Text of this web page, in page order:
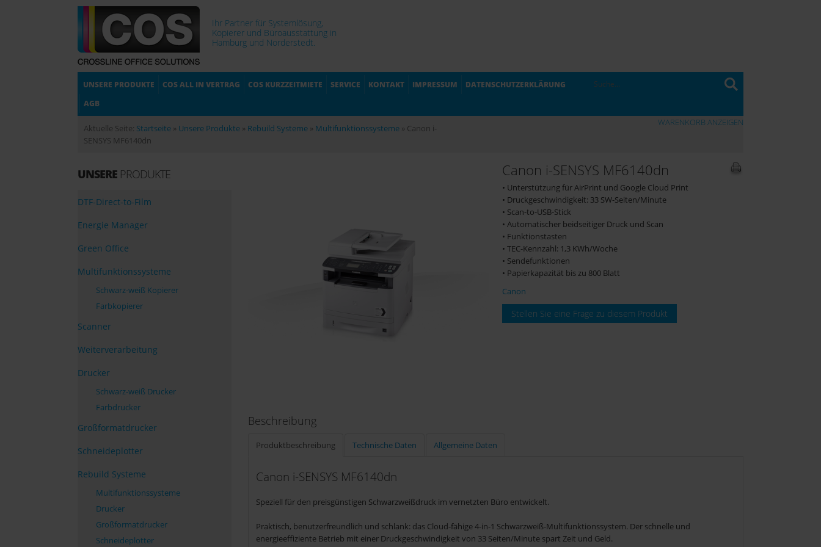
Ihr Partner für Systemlösung,
Kopierer und Büroausstattung in
Hamburg und Norderstedt.
UNSERE PRODUKTE COS ALL IN VERTRAG COS KURZZEITMIETE SERVICE KONTAKT IMPRESSUM
DATENSCHUTZERKLÄRUNG
AGB
Aktuelle Seite: Startseite » Unsere Produkte » Rebuild Systeme » Multifunktionssysteme » Canon i-
SENSYS MF6140dn
WARENKORB ANZEIGEN
UNSERE PRODUKTE
DTF-Direct-to-Film
Energie Manager
Green Office
Multifunktionssysteme
Schwarz-weiß Kopierer
Farbkopierer
Scanner
Weiterverarbeitung
Drucker
Schwarz-weiß Drucker
Farbdrucker
Großformatdrucker
Schneideplotter
Rebuild Systeme
Multifunktionssysteme
Drucker
Großformatdrucker
Schneideplotter
Canon i-SENSYS MF6140dn
• Unterstützung für AirPrint und Google Cloud Print
• Druckgeschwindigkeit: 33 SW-Seiten/Minute
• Scan-to-USB-Stick
• Automatischer beidseitiger Druck und Scan
• Funktionstasten
• TEC-Kennzahl: 1,3 KWh/Woche
• Sendefunktionen
• Papierkapazität bis zu 800 Blatt
Canon
Stellen Sie eine Frage zu diesem Produkt
Beschreibung
Produktbeschreibung Technische Daten Allgemeine Daten
Canon i-SENSYS MF6140dn
Speziell für den preisgünstigen Schwarzweißdruck im vernetzten Büro entwickelt.
Praktisch, benutzerfreundlich und schlank: das Cloud-fähige 4-in-1 Schwarzweiß-Multifunktionssystem. Der schnelle und
energieeffiziente Betrieb mit einer Druckgeschwindigkeit von 33 Seiten/Minute spart Zeit und Geld.